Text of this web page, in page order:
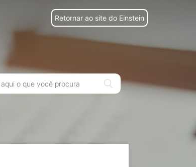
Retornar ao site do Einstein